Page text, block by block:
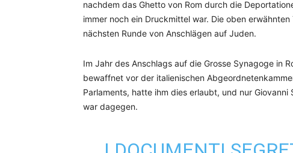
nachdem das Ghetto von Rom durch die
immer noch ein Druckmittel war. Die oben
nächsten Runde von Anschlägen auf Juden.
Im Jahr des Anschlags auf die Grosse Synagoge in
bewaffnet vor der italienischen
Parlaments, hatte ihm dies erlaubt, und nur
war dagegen.